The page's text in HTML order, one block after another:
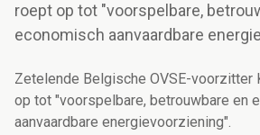
roept op tot "voorspelbare,
economisch aanvaardbare
Zetelende Belgische OVSE-voorzitter
op tot "voorspelbare, betrouwbare en
aanvaardbare energievoorziening".